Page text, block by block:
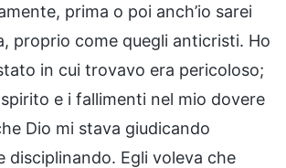
prima o poi anch’io sarei
proprio come quegli anticristi. Ho
in cui trovavo era pericoloso;
e i fallimenti nel mio dovere
Dio mi stava giudicando
disciplinando. Egli voleva che